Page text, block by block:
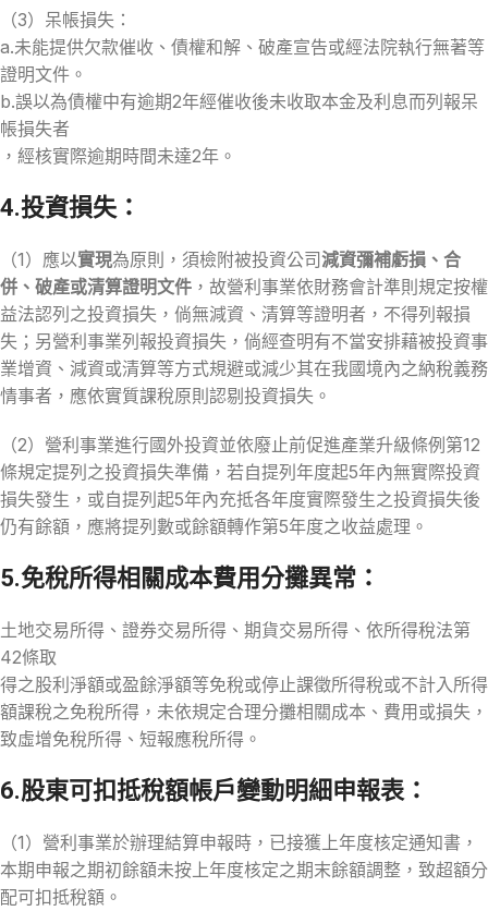
（3）呆帳損失：
a.未能提供欠款催收、債權和解、破產宣告或經法院執行無著等
證明文件。
b.誤以為債權中有逾期2年經催收後未收取本金及利息而列報呆
帳損失者
，經核實際逾期時間未達2年。
4.投資損失：
（1）應以實現為原則，須檢附被投資公司減資彌補虧損、合
併、破產或清算證明文件 ，故營利事業依財務會計準則規定按權
益法認列之投資損失，倘無減資、清算等證明者，不得列報損
失；另營利事業列報投資損失，倘經查明有不當安排藉被投資事
業增資、減資或清算等方式規避或減少其在我國境內之納稅義務
情事者，應依實質課稅原則認剔投資損失。
（2）營利事業進行國外投資並依廢止前促進產業升級條例第12
條規定提列之投資損失準備，若自提列年度起5年內無實際投資
損失發生，或自提列起5年內充抵各年度實際發生之投資損失後
仍有餘額，應將提列數或餘額轉作第5年度之收益處理。
5.免稅所得相關成本費用分攤異常：
土地交易所得、證券交易所得、期貨交易所得、依所得稅法第
42條取
得之股利淨額或盈餘淨額等免稅或停止課徵所得稅或不計入所得
額課稅之免稅所得，未依規定合理分攤相關成本、費用或損失，
致虛增免稅所得、短報應稅所得。
6.股東可扣抵稅額帳戶變動明細申報表：
（1）營利事業於辦理結算申報時，已接獲上年度核定通知書，
本期申報之期初餘額未按上年度核定之期末餘額調整，致超額分
配可扣抵稅額。